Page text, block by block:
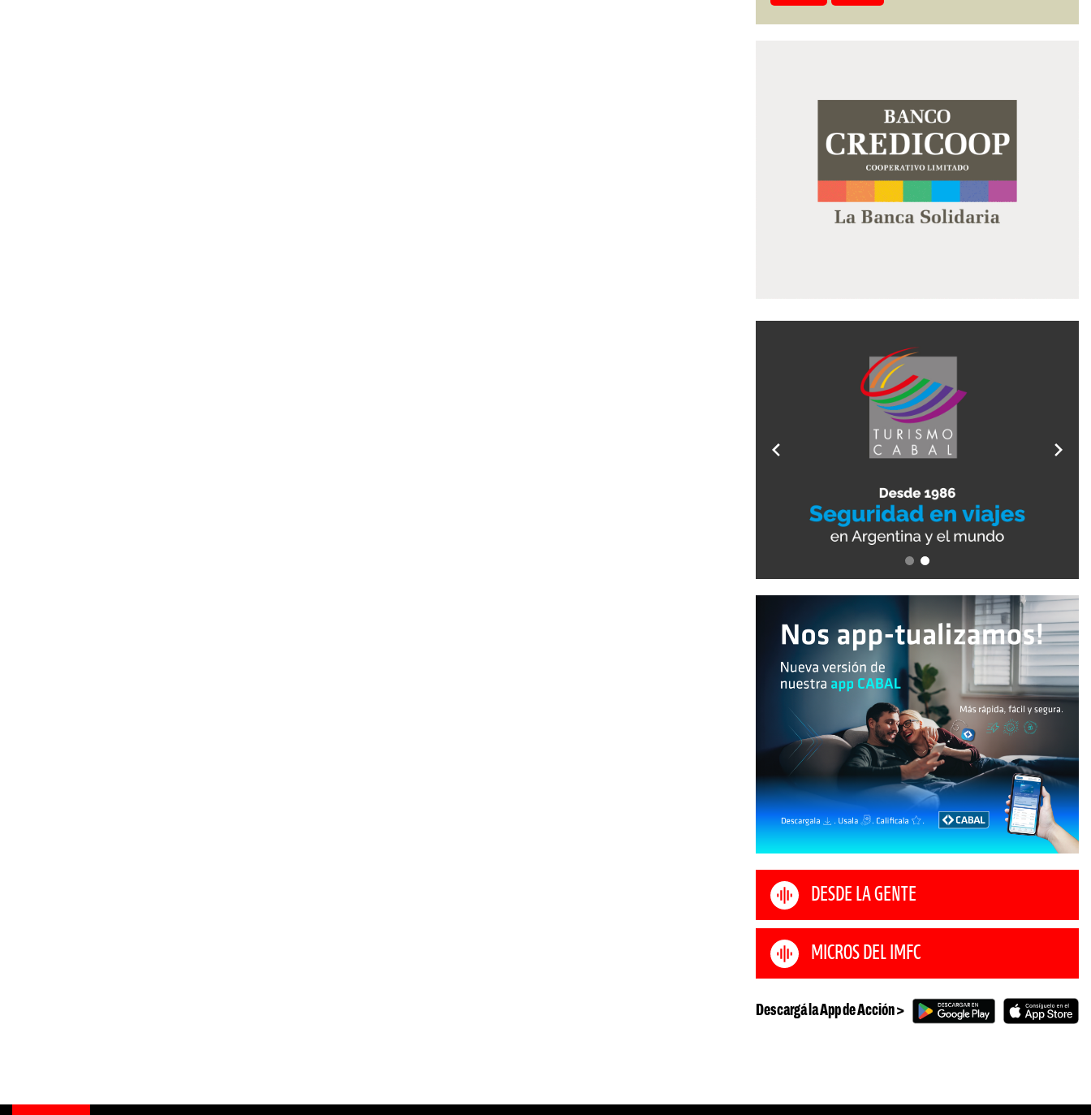
DESDE LA GENTE
MICROS DEL IMFC
Descargá la App de Acción >